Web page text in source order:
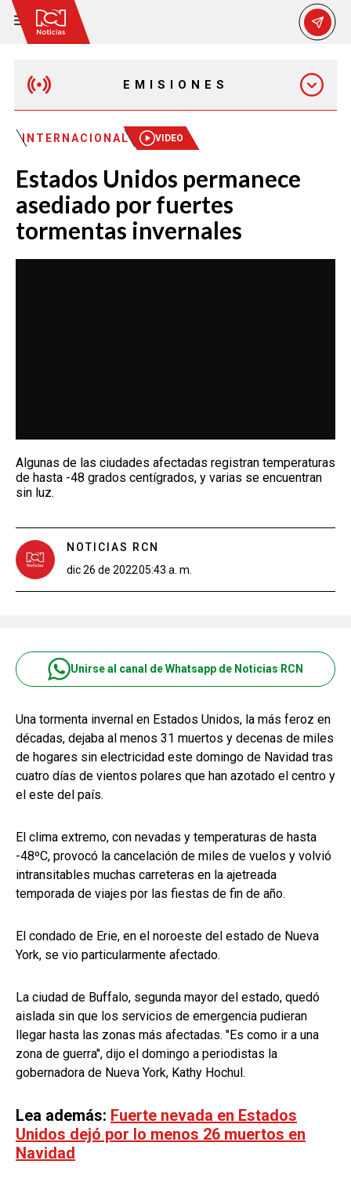
EMISIONES
EMISIÓN 12:30 PM
EMISIÓN 7:00 PM
INTERNACIONAL VIDEO
Estados Unidos permanece
asediado por fuertes
tormentas invernales
Algunas de las ciudades afectadas registran temperaturas
de hasta -48 grados centígrados, y varias se encuentran
sin luz.
NOTICIAS RCN
dic 26 de 202205:43 a. m.
Unirse al canal de Whatsapp de Noticias RCN
Una tormenta invernal en Estados Unidos, la más feroz en
décadas, dejaba al menos 31 muertos y decenas de miles
de hogares sin electricidad este domingo de Navidad tras
cuatro días de vientos polares que han azotado el centro y
el este del país.
El clima extremo, con nevadas y temperaturas de hasta
-48ºC, provocó la cancelación de miles de vuelos y volvió
intransitables muchas carreteras en la ajetreada
temporada de viajes por las fiestas de fin de año.
El condado de Erie, en el noroeste del estado de Nueva
York, se vio particularmente afectado.
La ciudad de Buffalo, segunda mayor del estado, quedó
aislada sin que los servicios de emergencia pudieran
llegar hasta las zonas más afectadas. "Es como ir a una
zona de guerra", dijo el domingo a periodistas la
gobernadora de Nueva York, Kathy Hochul.
Lea además: Fuerte nevada en Estados
Unidos dejó por lo menos 26 muertos en
Navidad